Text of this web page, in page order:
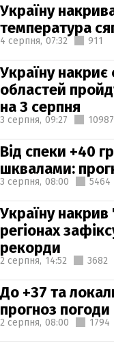
Україну
температура
4 серпня, 07:32 911
Україну накриє
областей
на 3 серпня
3 серпня, 09:27 10987
Від спеки +40
шквалами:
3 серпня, 08:00 5464
Україну
регіонах
рекорди
2 серпня, 14:52 3682
До +37 та
прогноз
2 серпня, 08:00 1794